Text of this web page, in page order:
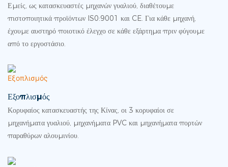
Εμείς, ως κατασκευαστές μηχανών γυαλιού, διαθέτουμε
πιστοποιητικά προϊόντων IS0:9001 και CE. Για κάθε μηχανή,
έχουμε αυστηρό ποιοτικό έλεγχο σε κάθε εξάρτημα πριν φύγουμε
από το εργοστάσιο.
Εξοπλισμός
Κορυφαίος κατασκευαστής της Κίνας, οι 3 κορυφαίοι σε
μηχανήματα γυαλιού, μηχανήματα PVC και μηχανήματα πορτών
παραθύρων αλουμινίου.